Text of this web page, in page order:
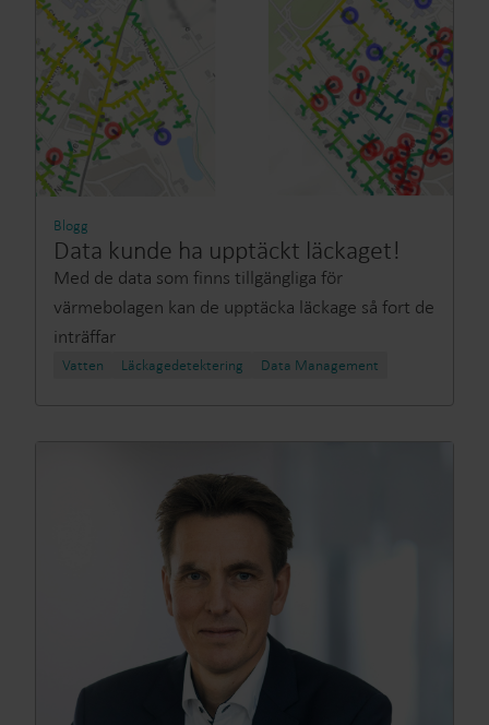
Blogg
Data kunde ha upptäckt läckaget!
Med de data som finns tillgängliga för
värmebolagen kan de upptäcka läckage så fort de
inträffar
Vatten Läckagedetektering Data Management